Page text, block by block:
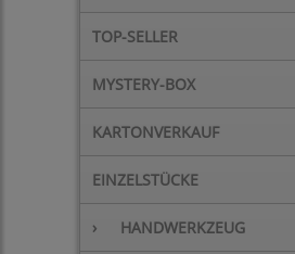
TOP-SELLER
MYSTERY-BOX
KARTONVERKAUF
EINZELSTÜCKE
› HANDWERKZEUG